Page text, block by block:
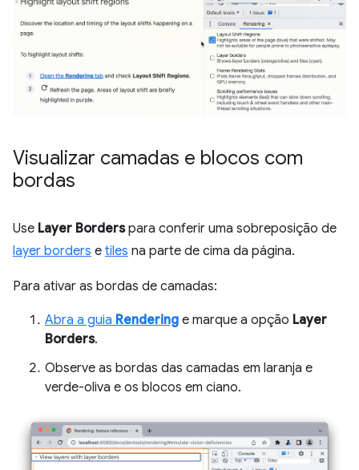
Visualizar camadas e blocos com
bordas
Use Layer Borderspara conferir uma sobreposição de
layer borders e tiles na parte de cima da página.
Para ativar as bordas de camadas:
Abra a guia Rendering e marque a opção Layer
Borders.
Observe as bordas das camadas em laranja e
verde-oliva e os blocos em ciano.